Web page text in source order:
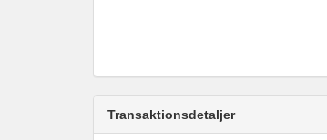
Transaktionsdetaljer